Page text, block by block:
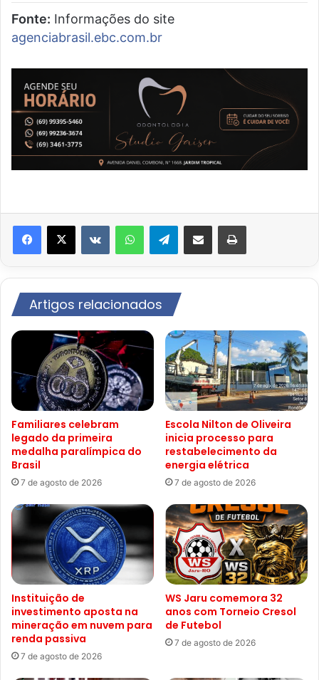
Fonte: Informações do site
agenciabrasil.ebc.com.br
VK WhatsAppTelegramCompartilhar via e-mail Imprimir
Artigos relacionados
Familiares celebram
legado da primeira
medalha paralímpica do
Brasil
7 de agosto de 2026
Escola Nilton de Oliveira
inicia processo para
restabelecimento da
energia elétrica
7 de agosto de 2026
Instituição de
investimento aposta na
mineração em nuvem para
renda passiva
7 de agosto de 2026
WS Jaru comemora 32
anos com Torneio Cresol
de Futebol
7 de agosto de 2026